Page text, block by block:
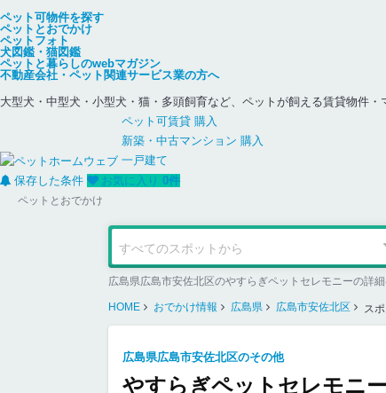
ペット可物件を探す
ペットとおでかけ
ペットフォト
犬図鑑・猫図鑑
ペットと暮らしのwebマガジン
不動産会社・ペット関連サービス業の方へ
大型犬・中型犬・小型犬・猫・多頭飼育など、ペットが飼える賃貸物件・
ペット可賃貸 購入
新築・中古マンション 購入
一戸建て
保存した条件
お気に入り 0件
ペットとおでかけ
HOME おでかけ情報 広島県 広島市安佐北区 ス
広島県広島市安佐北区のその他
やすらぎペットセレモニー